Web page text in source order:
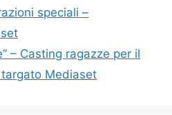
speciali –
– Casting ragazze per il
Mediaset